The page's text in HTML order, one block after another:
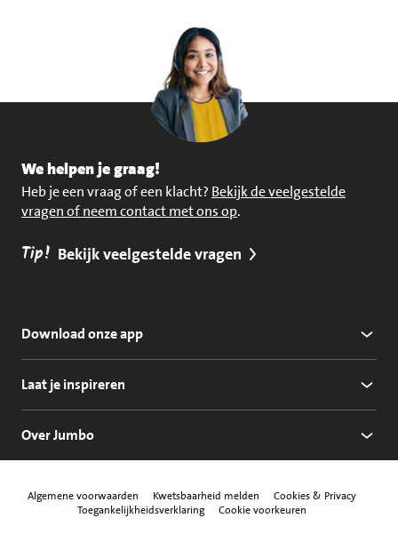
We helpen je graag!
Heb je een vraag of een klacht? Bekijk de veelgestelde
vragen of neem contact met ons op.
Tip! Bekijk veelgestelde vragen
Download onze app
Laat je inspireren
Over Jumbo
Algemene voorwaarden Kwetsbaarheid melden
Cookies & Privacy
Toegankelijkheidsverklaring
Cookie voorkeuren